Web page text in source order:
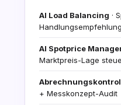
AI Load Balancing ·
AI Spotprice
Marktpreis-Lage
+ Messkonzept-Audit